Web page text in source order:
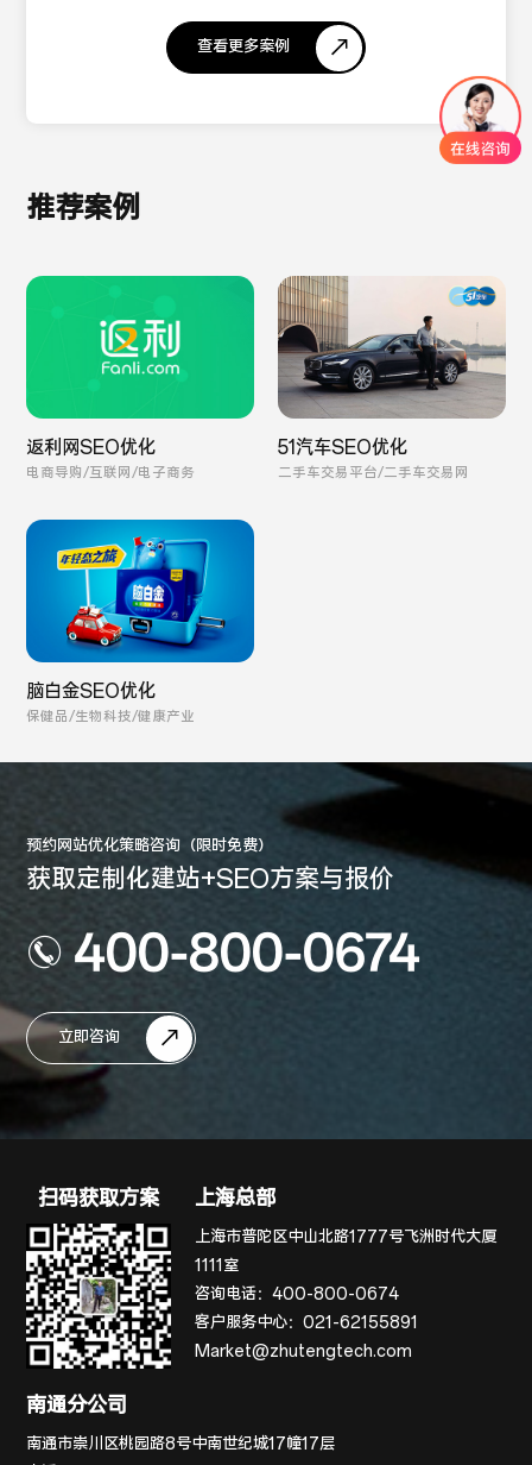
查看更多案例
推荐案例
返利网SEO优化
电商导购/互联网/电子商务
51汽车SEO优化
二手车交易平台/二手车交易网
脑白金SEO优化
保健品/生物科技/健康产业
预约网站优化策略咨询（限时免费）
获取定制化建站+SEO方案与报价
400-800-0674
立即咨询
扫码获取方案 上海总部
上海市普陀区中山北路1777号飞洲时代大厦
1111室
咨询电话：400-800-0674
客户服务中心：021-62155891
Market@zhutengtech.com
南通分公司
南通市崇川区桃园路8号中南世纪城17幢17层